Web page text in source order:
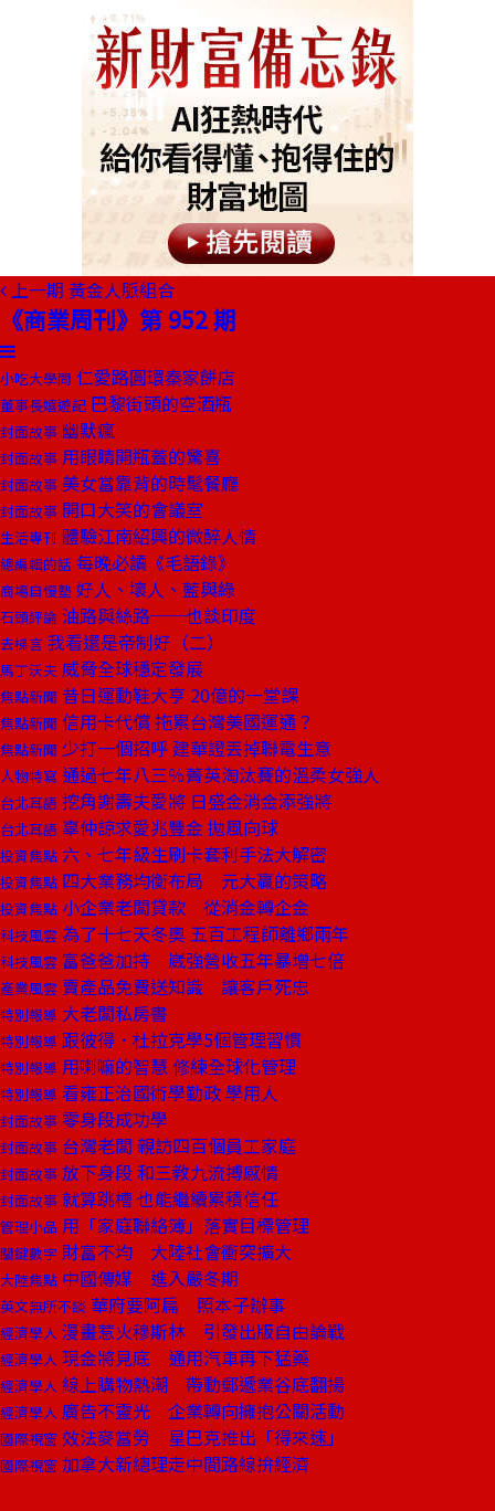
上一期 黃金人脈組合
《商業周刊》第 952 期
小吃大學問 仁愛路圓環秦家餅店
董事長嬉遊記 巴黎街頭的空酒瓶
封面故事 幽默瘋
封面故事 用眼睛開瓶蓋的驚喜
封面故事 美女當靠背的時髦餐廳
封面故事 開口大笑的會議室
生活專刊 體驗江南紹興的微醉人情
總編輯的話 每晚必讀《毛語錄》
商場自慢塾 好人、壞人、藍與綠
石頭評論 油路與絲路──也談印度
去梯言 我看還是帝制好（二）
馬丁沃夫 威脅全球穩定發展
焦點新聞 昔日運動鞋大亨 20億的一堂課
焦點新聞 信用卡代償 拖累台灣美國運通？
焦點新聞 少打一個招呼 建華證丟掉聯電生意
人物特寫 通過七年八三％菁英淘汰賽的溫柔女強人
台北耳語 挖角謝壽夫愛將 日盛金消金添強將
台北耳語 辜仲諒求愛兆豐金 拋風向球
投資焦點 六、七年級生刷卡套利手法大解密
投資焦點 四大業務均衡布局 元大贏的策略
投資焦點 小企業老闆貸款 從消金轉企金
科技風雲 為了十七天冬奧 五百工程師離鄉兩年
科技風雲 富爸爸加持 崴強營收五年暴增七倍
產業風雲 賣產品免費送知識 讓客戶死忠
特別報導 大老闆私房書
特別報導 跟彼得．杜拉克學5個管理習慣
特別報導 用喇嘛的智慧 修練全球化管理
特別報導 看雍正治國術學勤政 學用人
封面故事 零身段成功學
封面故事 台灣老闆 親訪四百個員工家庭
封面故事 放下身段 和三教九流搏感情
封面故事 就算跳槽 也能繼續累積信任
管理小品 用「家庭聯絡簿」落實目標管理
關鍵數字 財富不均 大陸社會衝突擴大
大陸焦點 中國傳媒 進入嚴冬期
英文無所不談 華府要阿扁 照本子辦事
經濟學人 漫畫惹火穆斯林 引發出版自由論戰
經濟學人 現金將見底 通用汽車再下猛藥
經濟學人 線上購物熱潮 帶動郵遞業谷底翻揚
經濟學人 廣告不靈光 企業轉向擁抱公關活動
國際視窗 效法麥當勞 星巴克推出「得來速」
國際視窗 加拿大新總理走中間路線拚經濟